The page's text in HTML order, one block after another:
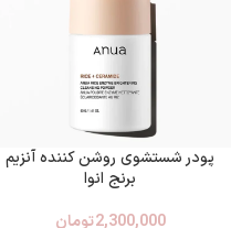
پودر شستشوی روشن کننده آنزیم
برنج انوا
2,300,000تومان